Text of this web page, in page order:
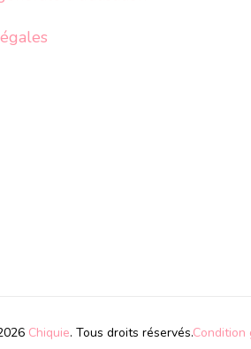
Chiquie. Tous droits réservés.Condition